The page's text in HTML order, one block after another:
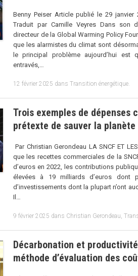
Benny Peiser Article publié le 29
Traduit par Camille Veyres Dans son
directeur de la Global Warming Policy
que les alarmistes du climat sont
le principal problème aujourd’hui est
entravés,…
12 février 2025 dans Transition énergétique
Trois exemples de dépenses
prétexte de sauver la planète
Par Christian Gerondeau LA SNCF ET
que les recettes commerciales de la
d’euros en 2022, les contributions
élevées à 19 milliards d’euros
d’investissements dont la plupart n’ont
Il…
9 février 2025 dans Christian Gerondeau
Décarbonation et
méthode d’évaluation des